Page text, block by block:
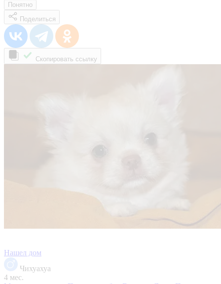
Понятно
Поделиться
Скопировать ссылку
Нашел дом
Чихуахуа
4 мес.